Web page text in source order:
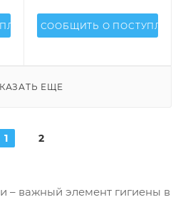
СООБЩИТЬ О
ЕЩЕ
1 2
– важный элемент гигиены в